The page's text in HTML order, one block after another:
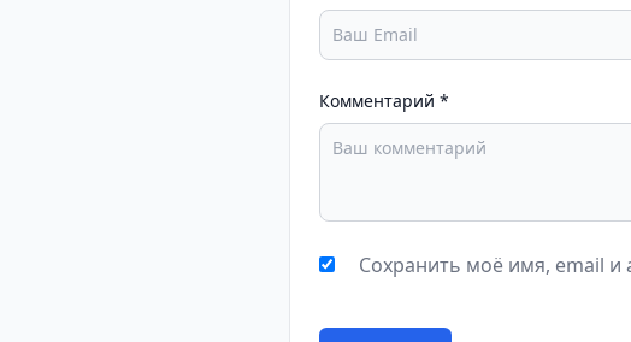
Комментарий *
Сохранить моё имя, email и